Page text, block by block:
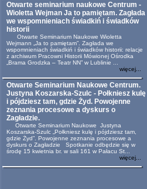
Otwarte seminarium naukowe Centrum -
Wioletta Wejman Ja to pamiętam. Zagłada
we wspomnieniach świadkiń i świadków
historii
Otwarte Seminarium Naukowe Wioletta
Wejmann „Ja to pamiętam”. Zagłada we
wspomnieniach świadkiń i świadków historii: relacje
z archiwum Pracowni Historii Mówionej Ośrodka
„Brama Grodzka – Teatr NN” w Lublinie ...
więcej...
Otwarte Seminarium Naukowe Centrum.
Justyna Koszarska-Szulc - Połkniesz kulę
i pójdziesz tam, gdzie Żyd. Powojenne
zeznania procesowe a dyskurs o
Zagładzie.
Otwarte Seminarium Naukowe Justyna
Koszarska-Szulc „Połkniesz kulę i pójdziesz tam,
gdzie Żyd”. Powojenne zeznania procesowe a
dyskurs o Zagładzie Spotkanie odbędzie się w
środę 15 kwietnia br. w sali 161 w Pałacu St...
więcej...